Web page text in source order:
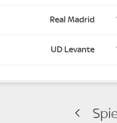
Real Madrid
UD Levante